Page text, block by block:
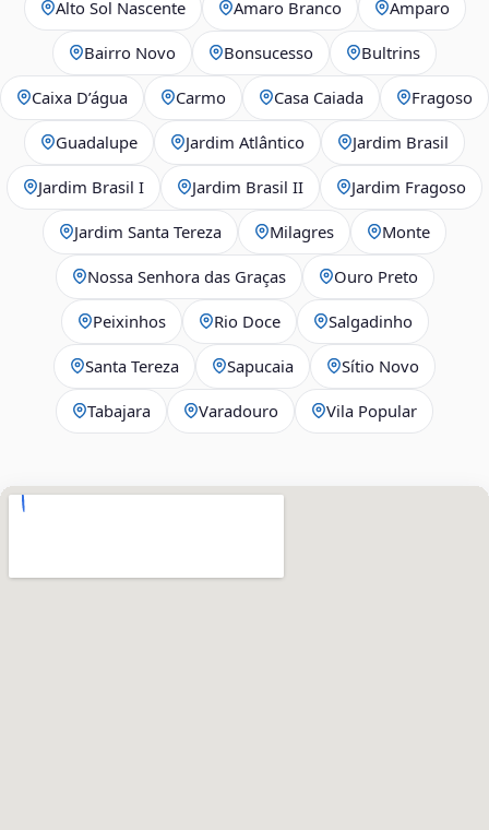
Alto Sol Nascente Amaro Branco Amparo
Bairro Novo Bonsucesso Bultrins
Caixa D’água Carmo Casa Caiada Fragoso
Guadalupe Jardim Atlântico Jardim Brasil
Jardim Brasil I Jardim Brasil II Jardim Fragoso
Jardim Santa Tereza Milagres Monte
Nossa Senhora das Graças Ouro Preto
Peixinhos Rio Doce Salgadinho
Santa Tereza Sapucaia Sítio Novo
Tabajara Varadouro Vila Popular